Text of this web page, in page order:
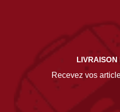
LIVRAISON
Recevez vos